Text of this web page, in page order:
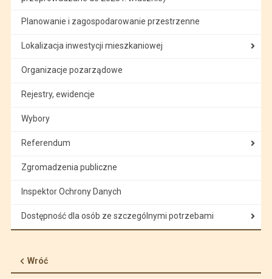
Planowanie i zagospodarowanie przestrzenne
Lokalizacja inwestycji mieszkaniowej
Organizacje pozarządowe
Rejestry, ewidencje
Wybory
Referendum
Zgromadzenia publiczne
Inspektor Ochrony Danych
Dostępność dla osób ze szczególnymi potrzebami
Wróć